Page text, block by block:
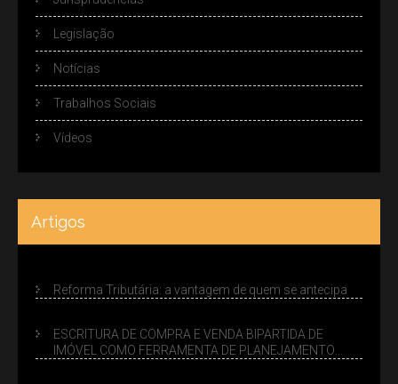
Legislação
Notícias
Trabalhos Sociais
Vídeos
Artigos
Reforma Tributária: a vantagem de quem se antecipa
ESCRITURA DE COMPRA E VENDA BIPARTIDA DE
IMÓVEL COMO FERRAMENTA DE PLANEJAMENTO